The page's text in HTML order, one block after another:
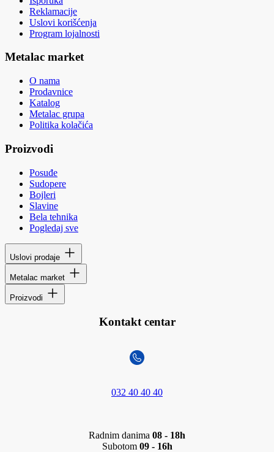
Reklamacije
Uslovi korišćenja
Program lojalnosti
Metalac market
O nama
Prodavnice
Katalog
Metalac grupa
Politika kolačića
Proizvodi
Posuđe
Sudopere
Bojleri
Slavine
Bela tehnika
Pogledaj sve
Uslovi prodaje
Metalac market
Proizvodi
Kontakt centar
032 40 40 40
Radnim danima 08 - 18h
Subotom 09 - 16h